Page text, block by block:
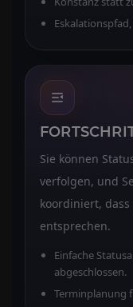
Sie können
verfolgen, und
koordiniert,
entsprechen.
Einfache
abgeschlossen.
Terminplanung